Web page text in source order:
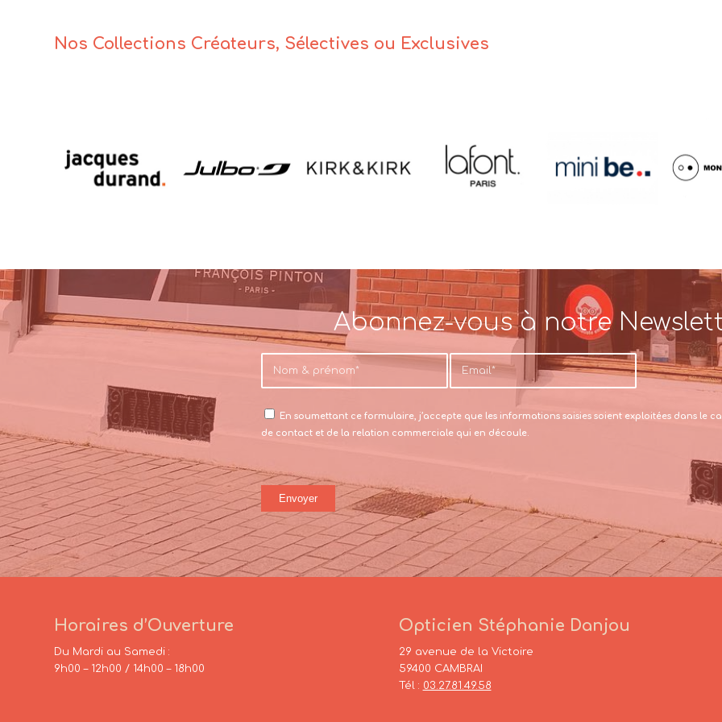
Nos Collections Créateurs, Sélectives ou Exclusives
Abonnez-vous à notre
En soumettant ce formulaire, j’accepte que les informations saisies soient exploitées dans le
de contact et de la relation commerciale qui en découle.
Horaires d’Ouverture
Du Mardi au Samedi :
9h00 – 12h00 / 14h00 – 18h00
Opticien Stéphanie Danjou
29 avenue de la Victoire
59400 CAMBRAI
Tél : 03.27.81.49.58